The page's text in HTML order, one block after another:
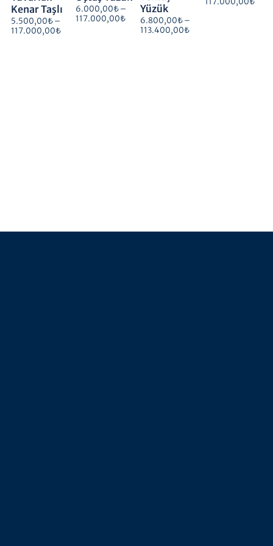
Kenar Taşlı
5.500,00₺–
117.000,00₺
6.000,00₺–
117.000,00₺
Yüzük
6.800,00₺–
113.400,00₺